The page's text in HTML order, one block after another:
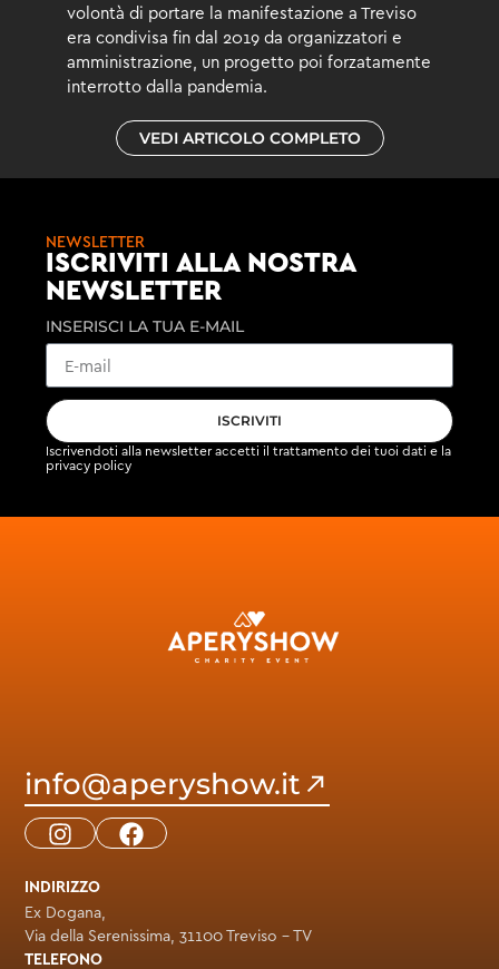
volontà di portare la manifestazione a Treviso
era condivisa fin dal 2019 da organizzatori e
amministrazione, un progetto poi forzatamente
interrotto dalla pandemia.
VEDI ARTICOLO COMPLETO
NEWSLETTER
ISCRIVITI ALLA NOSTRA
NEWSLETTER
INSERISCI LA TUA E-MAIL
ISCRIVITI
Iscrivendoti alla newsletter accetti iltrattamento dei tuoi dati e la
privacy policy
info@aperyshow.it
INDIRIZZO
Ex Dogana,
Via della Serenissima, 31100 Treviso – TV
TELEFONO